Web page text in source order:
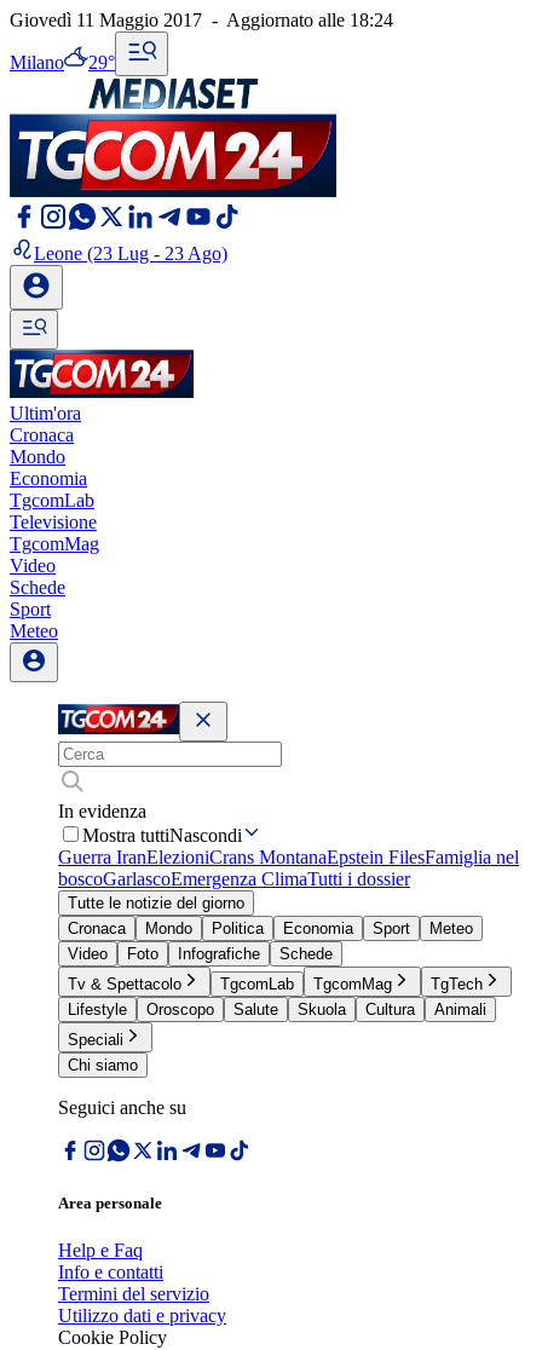
Giovedì 11 Maggio 2017 - Aggiornato alle 18:24
Milano 29°
Leone (23 Lug - 23 Ago)
Ultim'ora
Cronaca
Mondo
Economia
TgcomLab
Televisione
TgcomMag
Video
Schede
Sport
Meteo
In evidenza
Mostra tuttiNascondi
Guerra IranElezioniCrans MontanaEpstein FilesFamiglia nel
boscoGarlascoEmergenza ClimaTutti i dossier
Tutte le notizie del giorno
Cronaca
Mondo Politica Economia Sport
Meteo
Video
Foto Infografiche
Schede
Tv & Spettacolo
TgcomLab TgcomMag
TgTech
Lifestyle
Oroscopo Salute Skuola Cultura
Animali
Speciali
Chi siamo
Seguici anche su
Area personale
Help e Faq
Info e contatti
Termini del servizio
Utilizzo dati e privacy
Cookie Policy